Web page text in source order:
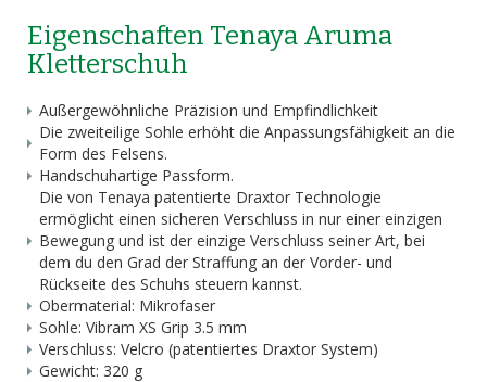
Eigenschaften Tenaya Aruma
Kletterschuh
Außergewöhnliche Präzision und Empfindlichkeit
Die zweiteilige Sohle erhöht die Anpassungsfähigkeit an die
Form des Felsens.
Handschuhartige Passform.
Die von Tenaya patentierte Draxtor Technologie
ermöglicht einen sicheren Verschluss in nur einer einzigen
Bewegung und ist der einzige Verschluss seiner Art, bei
dem du den Grad der Straffung an der Vorder- und
Rückseite des Schuhs steuern kannst.
Obermaterial: Mikrofaser
Sohle: Vibram XS Grip 3.5 mm
Verschluss: Velcro (patentiertes Draxtor System)
Gewicht: 320 g